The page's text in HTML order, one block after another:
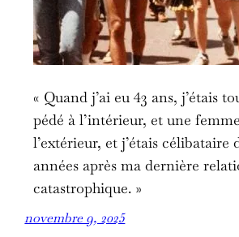
« Quand j’ai eu 43 ans, j’étais
pédé à l’intérieur, et une
l’extérieur, et j’étais célibataire
années après ma dernière
catastrophique. »
novembre 9, 2025